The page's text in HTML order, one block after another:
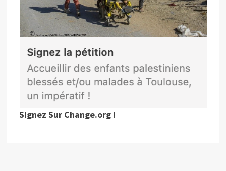
Signez Sur Change.org !